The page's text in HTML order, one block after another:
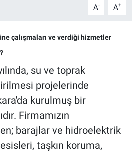
A- A+
çalışmaları ve verdiği hizmetler
su ve toprak
projelerinde
kurulmuş bir
Firmamızın
barajlar ve hidroelektrik
taşkın koruma,